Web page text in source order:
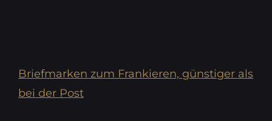
Briefmarken zum Frankieren, günstiger als
bei der Post